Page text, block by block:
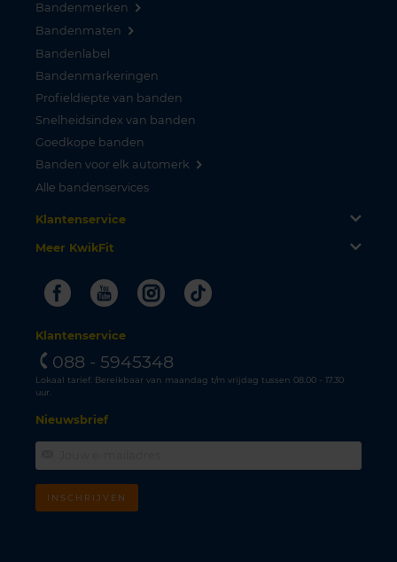
Bandenmerken
Bandenmaten
Bandenlabel
Bandenmarkeringen
Profieldiepte van banden
Snelheidsindex van banden
Goedkope banden
Banden voor elk automerk
Alle bandenservices
Klantenservice
Meer KwikFit
FacebookYoutubeInstagram
Tiktok
Klantenservice
088 - 5945348
Lokaal tarief. Bereikbaar van maandag t/m vrijdag tussen 08.00 - 17.30
uur.
Nieuwsbrief
INSCHRIJVEN